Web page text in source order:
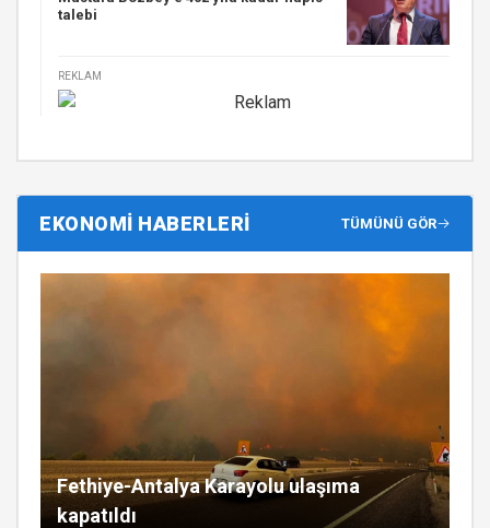
talebi
REKLAM
EKONOMİ HABERLERİ TÜMÜNÜ GÖR
Fethiye-Antalya Karayolu ulaşıma
kapatıldı